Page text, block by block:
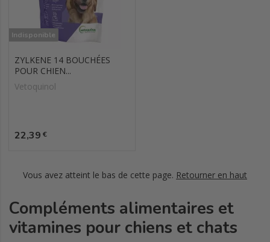
Indisponible
ZYLKENE 14 BOUCHÉES
POUR CHIEN...
Vetoquinol
Prix
22,39 €
Vous avez atteint le bas de cette page. Retourner en haut
Compléments alimentaires et
vitamines pour chiens et chats